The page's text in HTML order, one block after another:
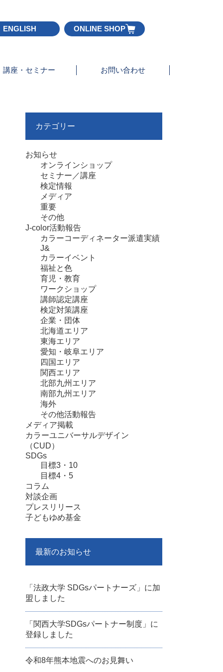
ENGLISH ONLINE SHOP
講座・セミナー お問い合わせ
カテゴリー
お知らせ
オンラインショップ
セミナー／講座
検定情報
メディア
重要
その他
J-color活動報告
カラーコーディネーター派遣実績
J&
カラーイベント
福祉と色
育児・教育
ワークショップ
講師認定講座
検定対策講座
企業・団体
北海道エリア
東海エリア
愛知・岐阜エリア
四国エリア
関西エリア
北部九州エリア
南部九州エリア
海外
その他活動報告
メディア掲載
カラーユニバーサルデザイン
（CUD）
SDGs
目標3・10
目標4・5
コラム
対談企画
プレスリリース
子どもゆめ基金
最新のお知らせ
「法政大学 SDGsパートナーズ」に加
盟しました
「関西大学SDGsパートナー制度」に
登録しました
令和8年熊本地震へのお見舞い